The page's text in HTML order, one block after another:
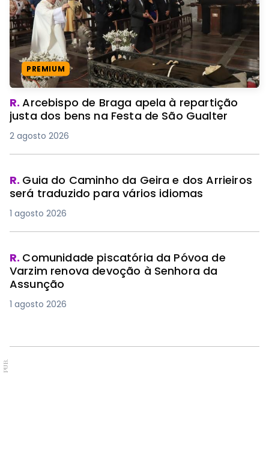
PREMIUM
R.Arcebispo de Braga apela à repartição
justa dos bens na Festa de São Gualter
2 agosto 2026
R. Guia do Caminho da Geira e dos Arrieiros
será traduzido para vários idiomas
1 agosto 2026
R. Comunidade piscatória da Póvoa de
Varzim renova devoção à Senhora da
Assunção
1 agosto 2026
PUB.